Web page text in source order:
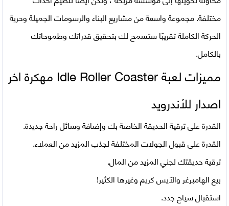
مختلفة. مجموعة واسعة من مشاريع البناء والرسومات الجميلة وحرية
الحركة الكاملة تقريبًا ستسمح لك بتحقيق قدراتك وطموحاتك
بالكامل.
مميزات
لعبة Idle Roller Coaster مهكرة اخر
اصدار للأندرويد
القدرة على ترقية الحديقة الخاصة بك وإضافة وسائل راحة جديدة.
القدرة على قبول الجولات المختلفة لجذب المزيد من العملاء.
ترقية حديقتك لجني المزيد من المال.
بيع الهامبرغر والآيس كريم وغيرها الكثير!
استقبال سياح جدد.